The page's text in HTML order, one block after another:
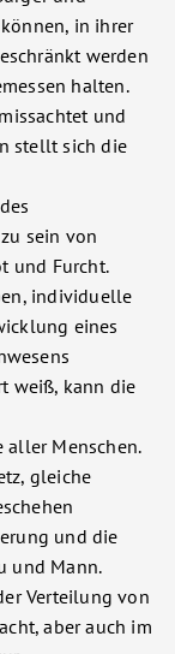
in ihrer
werden
halten.
und
stellt sich die
sein von
und Furcht.
individuelle
eines
weiß, kann die
Menschen.
gleiche
und die
und Mann.
Verteilung von
aber auch im